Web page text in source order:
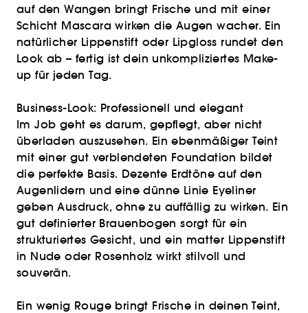
auf den Wangen bringt Frische und mit einer
Schicht Mascara wirken die Augen wacher. Ein
natürlicher Lippenstift oder Lipgloss rundet den
Look ab – fertig ist dein unkompliziertes Make-
up für jeden Tag.
Business-Look: Professionell und elegant
Im Job geht es darum, gepflegt, aber nicht
überladen auszusehen. Ein ebenmäßiger Teint
mit einer gut verblendeten Foundation bildet
die perfekte Basis. Dezente Erdtöne auf den
Augenlidern und eine dünne Linie Eyeliner
geben Ausdruck, ohne zu auffällig zu wirken. Ein
gut definierter Brauenbogen sorgt für ein
strukturiertes Gesicht, und ein matter Lippenstift
in Nude oder Rosenholz wirkt stilvoll und
souverän.
Ein wenig Rouge bringt Frische in deinen Teint,